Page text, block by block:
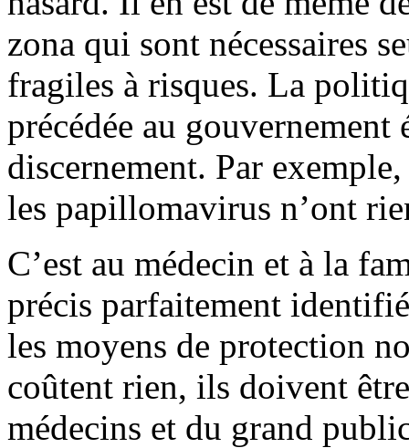
zona qui sont nécessaires
fragiles à risques. La
précédée au
discernement. Par
les papillomavirus n’ont
C’est au médecin et à la
précis parfaitement
les moyens de protection
coûtent rien, ils doivent
médecins et du grand